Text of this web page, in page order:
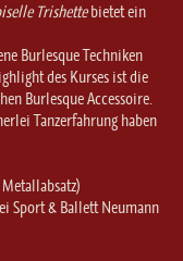
Trishettebietet ein
Burlesque Techniken
des Kurses ist die
Burlesque Accessoire.
Tanzerfahrung haben
Sport & Ballett Neumann